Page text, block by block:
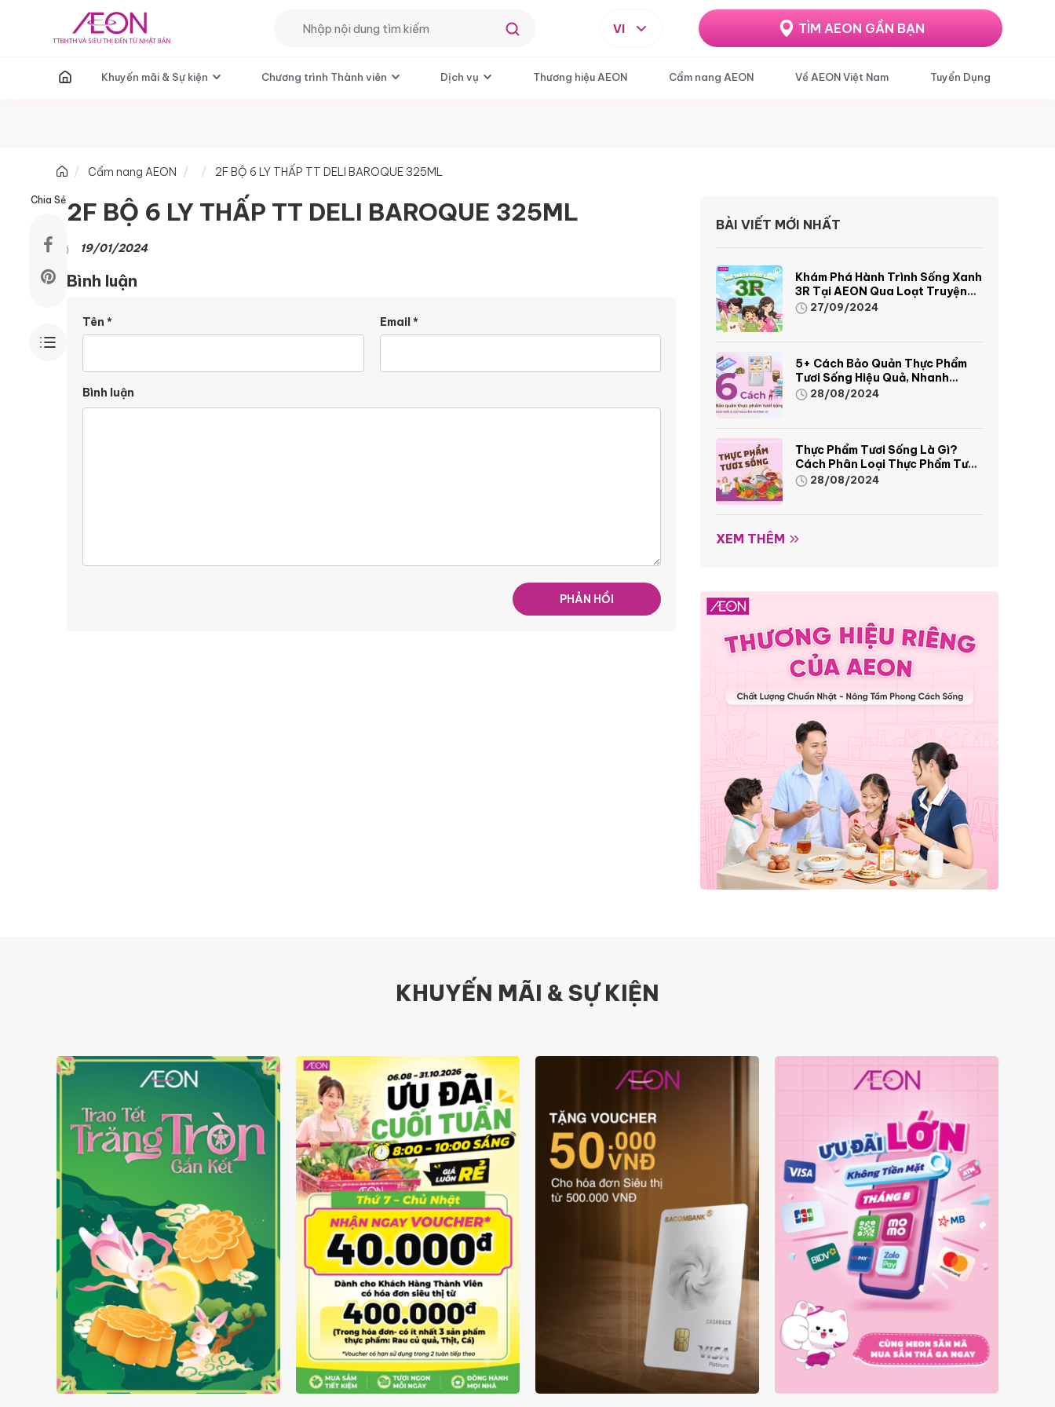
VI TÌM AEON GẦN BẠN
T Khuyến mãi & Sự kiện Chương trình Thành viên Dịch vụ Thương hiệu AEON Cẩm nang AEON Về AEON Việt Nam Tuyển Dụng
Cẩm nang AEON 2F BỘ 6 LY THẤP TT DELI BAROQUE 325ML
Chia Sẻ 2F BỘ 6 LY THẤP TT DELI BAROQUE 325ML
19/01/2024
Bình luận
Tên * Email*
Bình luận
BÀI VIẾT MỚI NHẤT
Khám Phá Hành Trình Sống Xanh
3R Tại AEON Qua Loạt Truyện
Tranh Sinh Động Và Thú Vị
27/09/2024
5+ Cách Bảo Quản Thực Phẩm
Tươi Sống Hiệu Quả, Nhanh
Chóng
28/08/2024
Thực Phẩm Tươi Sống Là Gì?
Cách Phân Loại Thực Phẩm Tươi
Sống28/08/2024
XEM THÊM
KHUYẾN MÃI & SỰ KIỆN
TRAO TẾT TRĂNG TRÒN GẮN
GIÁ LUÔN RẺ TỪ 6/8 - 31/10
ƯU ĐÃI THẺ VẬT LÝ